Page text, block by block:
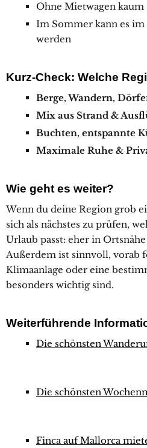
Ohne Mietwagen
Im Sommer kann es
werden
Kurz-Check: Welche
Berge, Wandern,
Mix aus Strand &
Buchten, entspannte
Maximale Ruhe &
Wie geht es weiter?
Wenn du deine Region grob
sich als nächstes zu prüfen,
Urlaub passt: eher in
Außerdem ist sinnvoll, vorab
Klimaanlage oder eine
besonders wichtig sind.
Weiterführende
Die schönsten
Die schönsten
Finca auf Mallorca